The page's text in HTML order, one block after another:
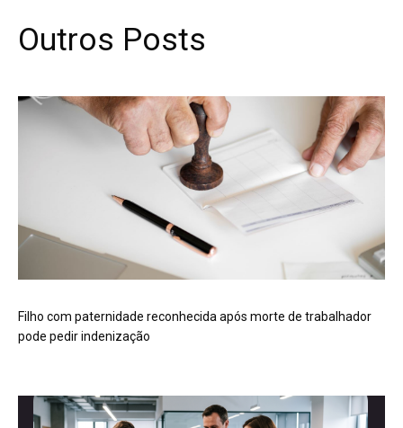
Outros Posts
Filho com paternidade reconhecida após morte de trabalhador
pode pedir indenização